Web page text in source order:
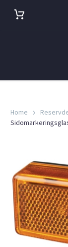
Home